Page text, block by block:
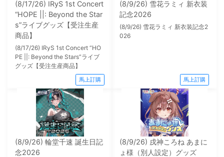
(8/17/26) IRyS 1st Concert
“HOPE ||: Beyond the Star
s”ライブグッズ【受注生産
商品】
(8/17/26) IRyS 1st Concert “HO
PE ||: Beyond the Stars”ライブ
グッズ【受注生産商品】
馬上訂購
(8/9/26) 雪花ラミィ 新衣装
記念2026
(8/9/26) 雪花ラミィ 新衣装記念2
026
馬上訂購
(8/9/26) 輪堂千速 誕生日記
念2026
(8/9/26) 戌神ころね あまに
ょ様（別人設定）グッズ